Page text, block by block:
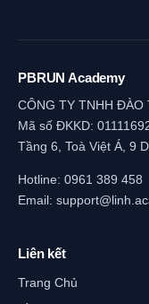
PBRUN Academy
CÔNG TY TNHH ĐÀO
Mã số ĐKKD:
Tầng 6, Toà Việt Á, 9
Hotline: 0961 389 458
Email:
Liên kết
Trang Chủ